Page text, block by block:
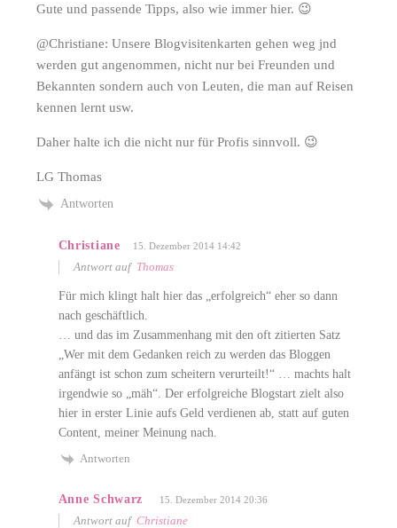
Gute und passende Tipps, also wie immer hier. 😉
@Christiane: Unsere Blogvisitenkarten gehen weg jnd
werden gut angenommen, nicht nur bei Freunden und
Bekannten sondern auch von Leuten, die man auf Reisen
kennen lernt usw.
Daher halte ich die nicht nur für Profis sinnvoll. 😉
LG Thomas
Antworten
Christiane 15. Dezember 2014 14:42
Antwort auf Thomas
Für mich klingt halt hier das „erfolgreich“ eher so dann
nach geschäftlich.
… und das im Zusammenhang mit den oft zitierten Satz
„Wer mit dem Gedanken reich zu werden das Bloggen
anfängt ist schon zum scheitern verurteilt!“ … machts halt
irgendwie so „mäh“. Der erfolgreiche Blogstart zielt also
hier in erster Linie aufs Geld verdienen ab, statt auf guten
Content, meiner Meinung nach.
Antworten
Anne Schwarz 15. Dezember 2014 20:36
Antwort auf Christiane